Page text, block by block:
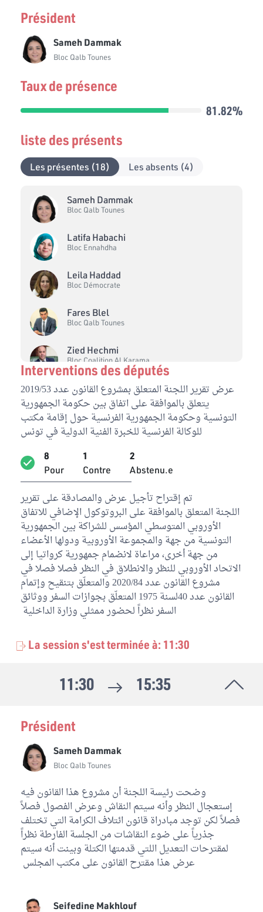
Interventions des députés
عرض تقرير اللجنة المتعلق بمشروع القانون عدد 2019/53
يتعلق بالموافقة على اتفاق بين حكومة الجمهورية
التونسية وحكومة الجمهورية الفرنسية حول إقامة مكتب
للوكالة الفرنسية للخبرة الفنية الدولية في تونس
8
Pour
1
Contre
2
Abstenu.e
تم إقتراح تأجيل عرض والمصادقة على تقرير
اللجنة المتعلق بالموافقة على البروتوكول الإضافي للاتفاق
الأوروبي المتوسطي المؤسس للشراكة بين الجمهورية
التونسية من جهة والمجموعة الأوروبية ودولها الأعضاء
من جهة أخرى، مراعاة لانضمام جمهورية كرواتيا إلى
الاتحاد الأوروبي للنظر والانطلاق في النظر فصلا فصلا في
مشروع القانون عدد 2020/84 والمتعلّق بتنقيح وإتمام
القانون عدد 40لسنة 1975 المتعلّق بجوازات السفر ووثائق
السفر نظراً لحضور ممثلي وزارة الداخلية
Président
Sameh Dammak
Bloc Qalb Tounes
Taux de présence
81.82%
liste des présents
Les présentes (18) Les absents (4)
Sameh Dammak
Bloc Qalb Tounes
Latifa Habachi
Bloc Ennahdha
Leila Haddad
Bloc Démocrate
Fares Blel
Bloc Qalb Tounes
Zied Hechmi
Bloc Coalition Al Karama
Hussein Jenayah
Bloc Tahya Tounes
Lilia Bellil
Bloc de la Réforme
Nesrine Laamari
Bloc de la Réforme
Ahmed Belgacem
Bloc Ennahdha
Ferida Laabidi
Bloc Ennahdha
Faiza Bouhlel
Bloc Ennahdha
Belgacem Hssan
Nabil Hajji
Mounira Ayari
Mohamed Skhiri
Awatef Griche Abid
Mohamed Affas
Bloc Coalition Al Karama
Toumi Hamrouni
Bloc Ennahdha
Oussama Khlifi
Bloc Qalb Tounes
La session s'est terminée à: 11:30
11:30 15:35
وضحت رئيسة اللجنة أن مشروع هذا القانون فيه
إستعجال النظر وأنه سيتم النقاش وعرض الفصول فصلاً
فصلاً لكن توجد مبادراة قانون ائتلاف الكرامة التي تختلف
جذرياً على ضوء النقاشات من الجلسة الفارطة نظراً
لمقترحات التعديل اللتي قدمتها الكتلة وبينت أنه سيتم
عرض هذا مقترح القانون على مكتب المجلس
Seifedine Makhlouf
Président
Sameh Dammak
Bloc Qalb Tounes